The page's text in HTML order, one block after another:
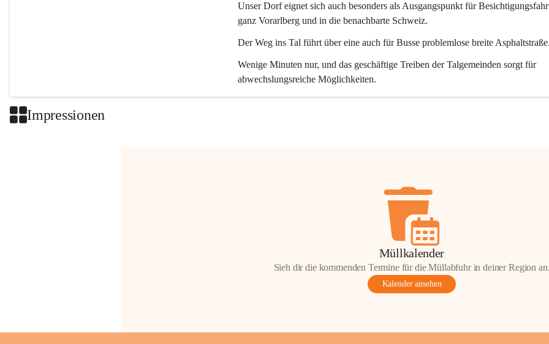
Unser Dorf eignet sich auch besonders als Ausgangspunkt für
ganz Vorarlberg und in die benachbarte Schweiz.
Der Weg ins Tal führt über eine auch für Busse problemlose breite
Wenige Minuten nur, und das geschäftige Treiben der Talgemeinden sorgt für
abwechslungsreiche Möglichkeiten.
Impressionen
Müllkalender
Sieh dir die kommenden Termine für die Müllabfuhr in deiner Region
Kalender ansehen